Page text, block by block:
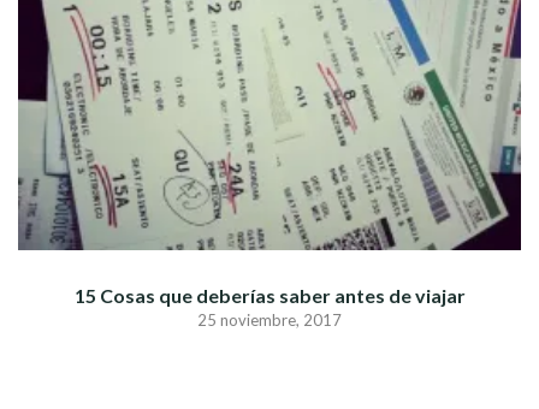
15 Cosas que deberías saber antes de viajar
25 noviembre, 2017